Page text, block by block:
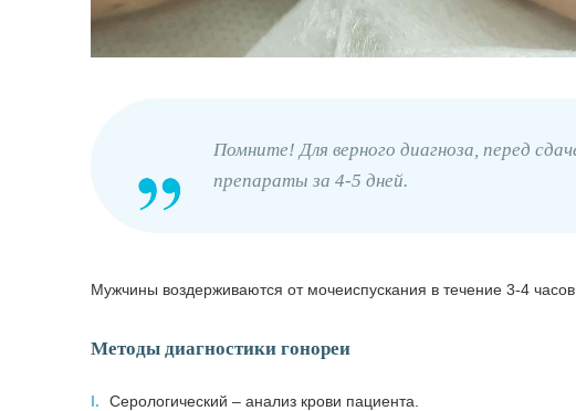
Помните! Для верного диагноза, перед
препараты за 4-5 дней.
Мужчины воздерживаются от мочеиспускания в течение 3-4
Методы диагностики гонореи
I. Серологический – анализ крови пациента.